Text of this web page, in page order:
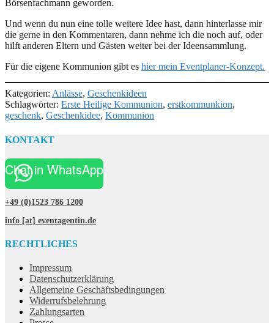
Börsenfachmann geworden.
Und wenn du nun eine tolle weitere Idee hast, dann hinterlasse mir
die gerne in den Kommentaren, dann nehme ich die noch auf, oder
hilft anderen Eltern und Gästen weiter bei der Ideensammlung.
Für die eigene Kommunion gibt es hier mein Eventplaner-Konzept.
Kategorien: Anlässe, Geschenkideen
Schlagwörter: Erste Heilige Kommunion, erstkommunkion,
geschenk, Geschenkidee, Kommunion
KONTAKT
Chat in WhatsApp
+49 (0)1523 786 1200
info [at] eventagentin.de
RECHTLICHES
Impressum
Datenschutzerklärung
Allgemeine Geschäftsbedingungen
Widerrufsbelehrung
Zahlungsarten